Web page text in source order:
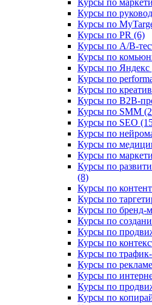
Курсы по
Курсы по
Курсы по
Курсы по PR (6)
Курсы по A/B-
Курсы по
Курсы по Яндекс
Курсы по
Курсы по
Курсы по B2B-
Курсы по SMM
Курсы по SEO
Курсы по
Курсы по
Курсы по
Курсы по
(8)
Курсы по
Курсы по
Курсы по бренд-
Курсы по
Курсы по
Курсы по
Курсы по
Курсы по
Курсы по
Курсы по
Курсы по